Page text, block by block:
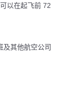
以在起飞前 72
及其他航空公司